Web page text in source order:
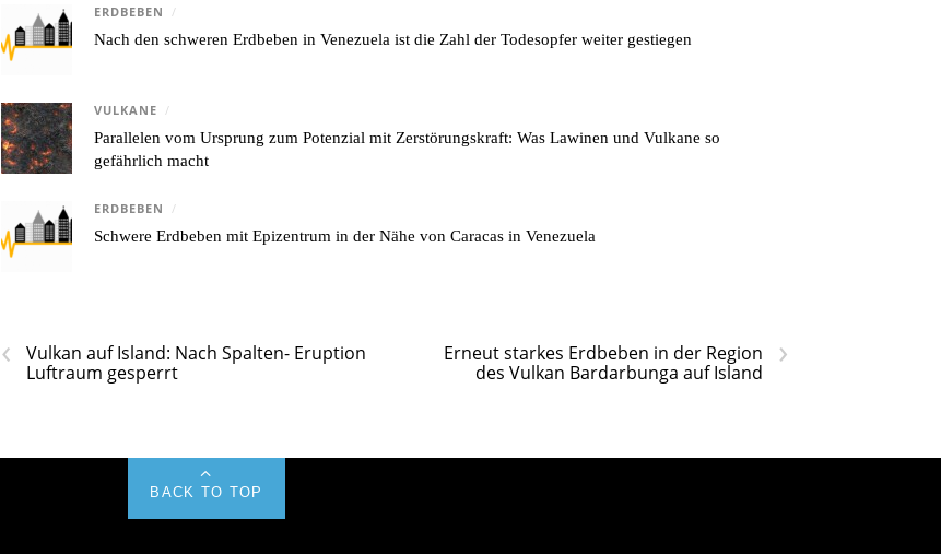
ERDBEBEN /
Nach den schweren Erdbeben in Venezuela ist die Zahl der Todesopfer weiter gestiegen
VULKANE /
Parallelen vom Ursprung zum Potenzial mit Zerstörungskraft: Was Lawinen und Vulkane so
gefährlich macht
ERDBEBEN /
Schwere Erdbeben mit Epizentrum in der Nähe von Caracas in Venezuela
‹
Vulkan auf Island: Nach Spalten- Eruption
Luftraum gesperrt
›
Erneut starkes Erdbeben in der Region
des Vulkan Bardarbunga auf Island
BACK TO TOP